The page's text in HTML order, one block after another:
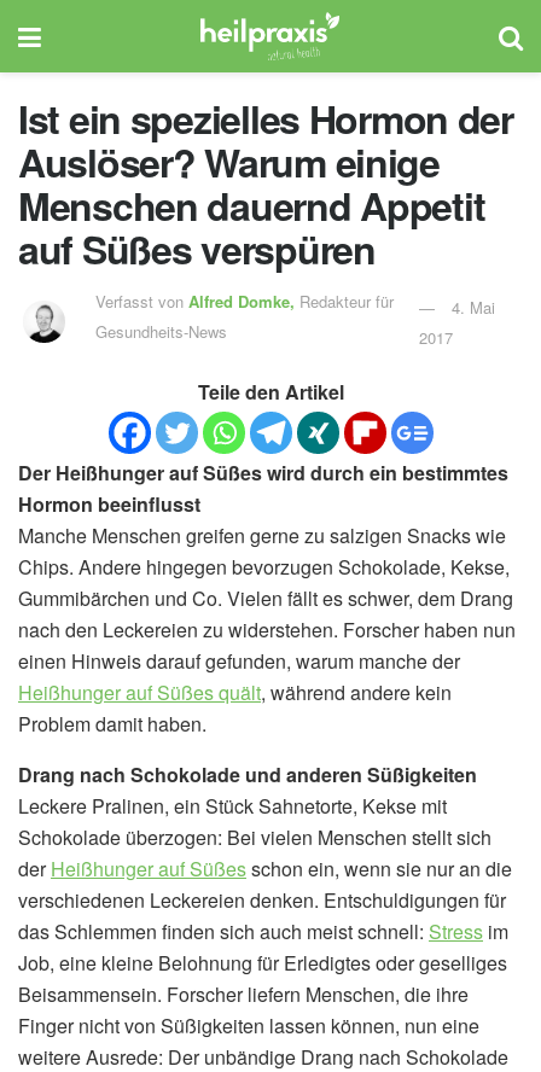
Ist ein spezielles Hormon der
Auslöser? Warum einige
Menschen dauernd Appetit
auf Süßes verspüren
Verfasst von Alfred Domke, Redakteur für
Gesundheits-News
4. Mai
2017
Teile den Artikel
Der Heißhunger auf Süßes wird durch ein bestimmtes
Hormon beeinflusst
Manche Menschen greifen gerne zu salzigen Snacks wie
Chips. Andere hingegen bevorzugen Schokolade, Kekse,
Gummibärchen und Co. Vielen fällt es schwer, dem Drang
nach den Leckereien zu widerstehen. Forscher haben nun
einen Hinweis darauf gefunden, warum manche der
Heißhunger auf Süßes quält, während andere kein
Problem damit haben.
Drang nach Schokolade und anderen Süßigkeiten
Leckere Pralinen, ein Stück Sahnetorte, Kekse mit
Schokolade überzogen: Bei vielen Menschen stellt sich
derHeißhunger auf Süßesschon ein, wenn sie nur an die
verschiedenen Leckereien denken. Entschuldigungen für
das Schlemmen finden sich auch meist schnell: Stress im
Job, eine kleine Belohnung für Erledigtes oder geselliges
Beisammensein. Forscher liefern Menschen, die ihre
Finger nicht von Süßigkeiten lassen können, nun eine
weitere Ausrede: Der unbändige Drang nach Schokolade